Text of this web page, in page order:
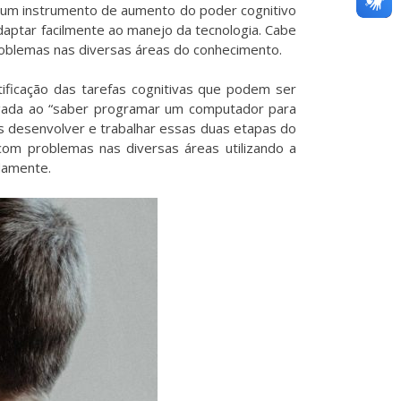
instrumento de aumento do poder cognitivo
facilmente ao manejo da tecnologia. Cabe
nas diversas áreas do conhecimento.
das tarefas cognitivas que podem ser
ao “saber programar um computador para
desenvolver e trabalhar essas duas etapas do
problemas nas diversas áreas utilizando a